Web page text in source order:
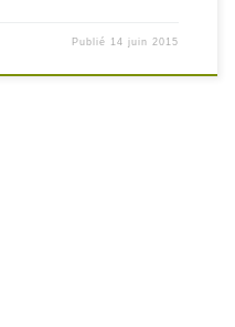
Publié 14 juin 2015